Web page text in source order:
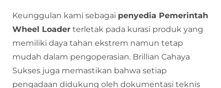
Keunggulan kami sebagai penyedia Pemerintah
Wheel Loader terletak pada kurasi produk yang
memiliki daya tahan ekstrem namun tetap
mudah dalam pengoperasian. Brillian Cahaya
Sukses juga memastikan bahwa setiap
pengadaan didukung oleh dokumentasi teknis